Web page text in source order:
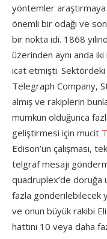
yöntemler araştırmaya
önemli bir odağı ve
bir nokta idi. 1868
üzerinden aynı anda
icat etmişti.
Telegraph Company,
almış ve rakiplerin
mümkün olduğunca
geliştirmesi için mucit
Edison’un çalışması,
telgraf mesajı
quadruplex’de doruğa
fazla gönderilebilecek
ve onun büyük rakibi
hattını 10 veya daha